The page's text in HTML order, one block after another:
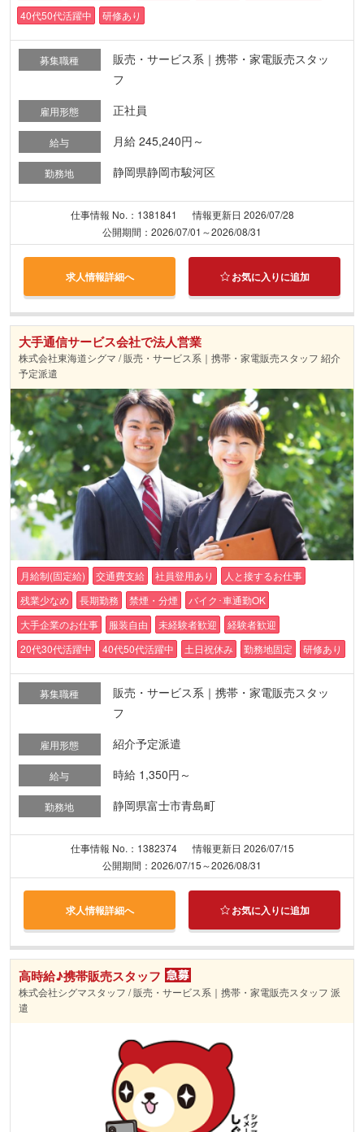
40代50代活躍中
研修あり
募集職種
販売・サービス系｜携帯・家電販売スタッ
フ
雇用形態 正社員
給与 月給 245,240円～
勤務地 静岡県静岡市駿河区
仕事情報 No.：1381841
情報更新日 2026/07/28
公開期間：2026/07/01～2026/08/31
求人情報詳細へ お気に入りに追加
大手通信サービス会社で法人営業
株式会社東海道シグマ / 販売・サービス系｜携帯・家電販売スタッフ 紹介
予定派遣
月給制(固定給) 交通費支給 社員登用あり
人と接するお仕事
残業少なめ
長期勤務 禁煙・分煙
バイク･車通勤OK
大手企業のお仕事
服装自由 未経験者歓迎
経験者歓迎
20代30代活躍中
40代50代活躍中 土日祝休み 勤務地固定 研修あり
募集職種
販売・サービス系｜携帯・家電販売スタッ
フ
雇用形態 紹介予定派遣
給与 時給 1,350円～
勤務地 静岡県富士市青島町
仕事情報 No.：1382374
情報更新日 2026/07/15
公開期間：2026/07/15～2026/08/31
求人情報詳細へ お気に入りに追加
高時給♪携帯販売スタッフ
株式会社シグマスタッフ / 販売・サービス系｜携帯・家電販売スタッフ 派
遣